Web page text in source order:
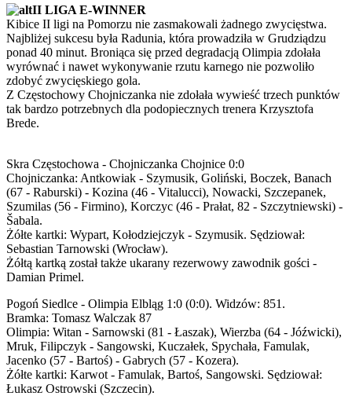
II LIGA E-WINNER
Kibice II ligi na Pomorzu nie zasmakowali żadnego zwycięstwa.
Najbliżej sukcesu była Radunia, która prowadziła w Grudziądzu
ponad 40 minut. Broniąca się przed degradacją Olimpia zdołała
wyrównać i nawet wykonywanie rzutu karnego nie pozwoliło
zdobyć zwycięskiego gola.
Z Częstochowy Chojniczanka nie zdołała wywieść trzech punktów
tak bardzo potrzebnych dla podopiecznych trenera Krzysztofa
Brede.
Skra Częstochowa - Chojniczanka Chojnice 0:0
Chojniczanka: Antkowiak - Szymusik, Goliński, Boczek, Banach
(67 - Raburski) - Kozina (46 - Vitalucci), Nowacki, Szczepanek,
Szumilas (56 - Firmino), Korczyc (46 - Prałat, 82 - Szczytniewski) -
Šabala.
Żółte kartki: Wypart, Kołodziejczyk - Szymusik. Sędziował:
Sebastian Tarnowski (Wrocław).
Żółtą kartką został także ukarany rezerwowy zawodnik gości -
Damian Primel.
Pogoń Siedlce - Olimpia Elbląg 1:0 (0:0). Widzów: 851.
Bramka: Tomasz Walczak 87
Olimpia: Witan - Sarnowski (81 - Łaszak), Wierzba (64 - Jóźwicki),
Mruk, Filipczyk - Sangowski, Kuczałek, Spychała, Famulak,
Jacenko (57 - Bartoś) - Gabrych (57 - Kozera).
Żółte kartki: Karwot - Famulak, Bartoś, Sangowski. Sędziował:
Łukasz Ostrowski (Szczecin).